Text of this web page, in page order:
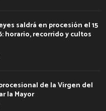
saldrá en procesión el 15
horario, recorrido y cultos
de la Virgen del
la Mayor